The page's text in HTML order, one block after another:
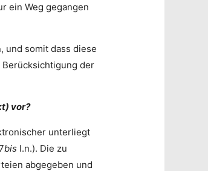
ein Weg gegangen
und somit dass diese
der
vor?
unterliegt
bis l.n.). Die zu
abgegeben und